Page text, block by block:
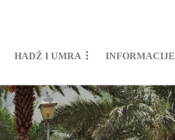
HADŽ I UMRA INFORMACIJE